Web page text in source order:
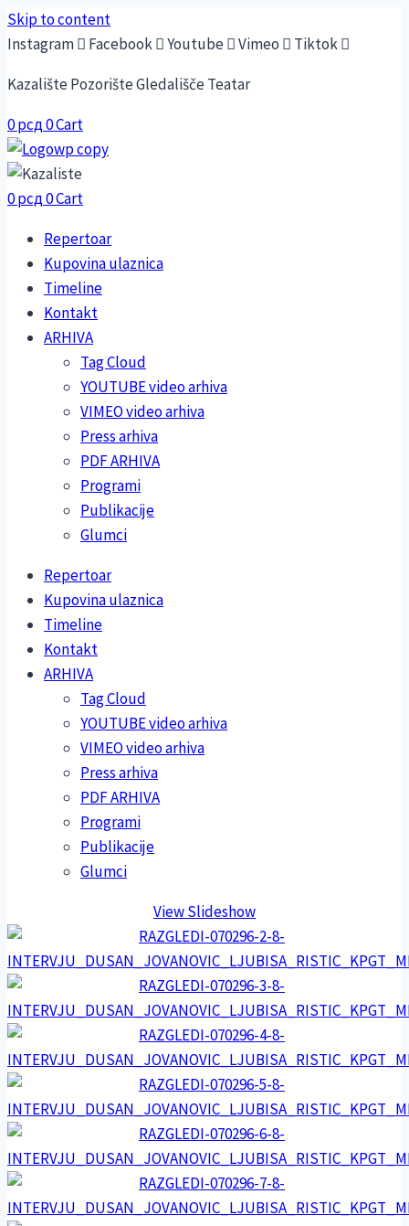
Skip to content
Instagram
Facebook Youtube Vimeo
Tiktok
Kazalište Pozorište Gledališče Teatar
0рсд0Cart
0рсд0Cart
Repertoar
Kupovina ulaznica
Timeline
Kontakt
ARHIVA
Tag Cloud
YOUTUBE video arhiva
VIMEO video arhiva
Press arhiva
PDF ARHIVA
Programi
Publikacije
Glumci
Repertoar
Kupovina ulaznica
Timeline
Kontakt
ARHIVA
Tag Cloud
YOUTUBE video arhiva
VIMEO video arhiva
Press arhiva
PDF ARHIVA
Programi
Publikacije
Glumci
View Slideshow